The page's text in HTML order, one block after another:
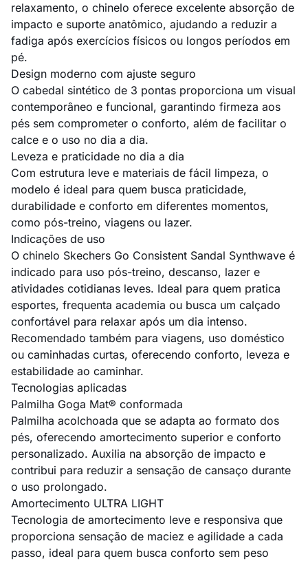
relaxamento, o chinelo oferece excelente absorção de
impacto e suporte anatômico, ajudando a reduzir a
fadiga após exercícios físicos ou longos períodos em
pé.
Design moderno com ajuste seguro
O cabedal sintético de 3 pontas proporciona um visual
contemporâneo e funcional, garantindo firmeza aos
pés sem comprometer o conforto, além de facilitar o
calce e o uso no dia a dia.
Leveza e praticidade no dia a dia
Com estrutura leve e materiais de fácil limpeza, o
modelo é ideal para quem busca praticidade,
durabilidade e conforto em diferentes momentos,
como pós-treino, viagens ou lazer.
Indicações de uso
O chinelo Skechers Go Consistent Sandal Synthwave é
indicado para uso pós-treino, descanso, lazer e
atividades cotidianas leves. Ideal para quem pratica
esportes, frequenta academia ou busca um calçado
confortável para relaxar após um dia intenso.
Recomendado também para viagens, uso doméstico
ou caminhadas curtas, oferecendo conforto, leveza e
estabilidade ao caminhar.
Tecnologias aplicadas
Palmilha Goga Mat® conformada
Palmilha acolchoada que se adapta ao formato dos
pés, oferecendo amortecimento superior e conforto
personalizado. Auxilia na absorção de impacto e
contribui para reduzir a sensação de cansaço durante
o uso prolongado.
Amortecimento ULTRA LIGHT
Tecnologia de amortecimento leve e responsiva que
proporciona sensação de maciez e agilidade a cada
passo, ideal para quem busca conforto sem peso